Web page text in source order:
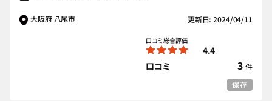
大阪府 八尾市 更新日: 2024/04/11
口コミ総合評価
4.4
口コミ
3 件
保存